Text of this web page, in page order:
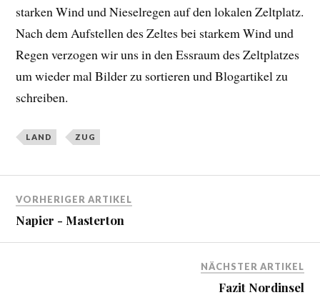
starken Wind und Nieselregen auf den lokalen Zeltplatz.
Nach dem Aufstellen des Zeltes bei starkem Wind und
Regen verzogen wir uns in den Essraum des Zeltplatzes
um wieder mal Bilder zu sortieren und Blogartikel zu
schreiben.
LAND ZUG
VORHERIGER ARTIKEL
Napier - Masterton
NÄCHSTER ARTIKEL
Fazit Nordinsel